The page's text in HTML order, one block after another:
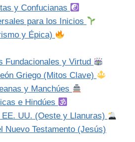
y Confucianas
para los Inicios
y Épica)
Fundacionales y Virtud
Griego (Mitos Clave)
y Manchúes
e Hindúes
UU. (Oeste y Llanuras)
Nuevo Testamento (Jesús)